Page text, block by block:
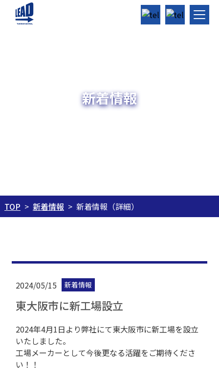
新着情報
TOP > 新着情報 > 新着情報（詳細）
2024/05/15 新着情報
東大阪市に新工場設立
2024年4月1日より弊社にて東大阪市に新工場を設立
いたしました。
工場メーカーとして今後更なる活躍をご期待くださ
い！！